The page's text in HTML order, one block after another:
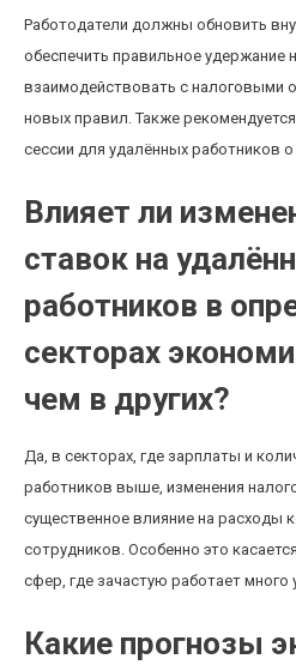
Работодатели должны обновить
обеспечить правильное удержание
взаимодействовать с налоговыми
новых правил. Также
сессии для удалённых работников
Влияет ли
ставок на
работников в
секторах
чем в других?
Да, в секторах, где зарплаты и
работников выше, изменения
существенное влияние на расходы
сотрудников. Особенно это
сфер, где зачастую работает много
Какие прогнозы